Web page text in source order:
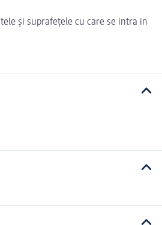
și suprafețele cu care se intra in